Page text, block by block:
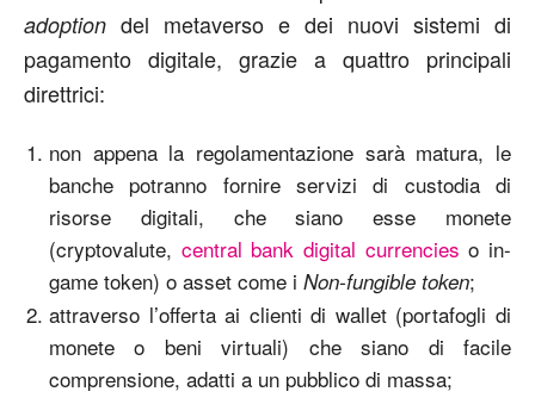
adoption del metaverso e dei nuovi sistemi di
pagamento digitale, grazie a quattro principali
direttrici:
non appena la regolamentazione sarà matura, le
banche potranno fornire servizi di custodia di
risorse digitali, che siano esse monete
(cryptovalute, central bank digital currencies o in-
game token) o asset come i Non-fungible token;
attraverso l’offerta ai clienti di wallet (portafogli di
monete o beni virtuali) che siano di facile
comprensione, adatti a un pubblico di massa;